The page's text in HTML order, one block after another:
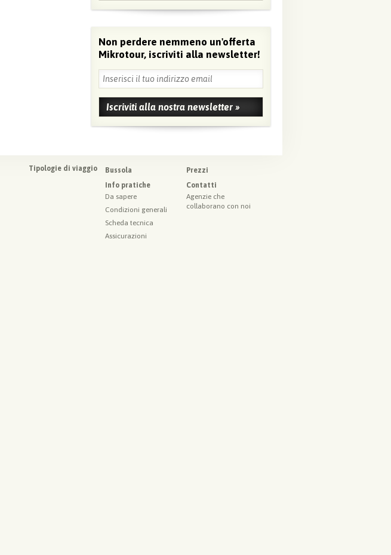
Non perdere nemmeno un'offerta
Mikrotour, iscriviti alla newsletter!
Tipologie di viaggio Bussola
Prezzi
Info pratiche
Da sapere
Condizioni generali
Scheda tecnica
Assicurazioni
Contatti
Agenzie che
collaborano con noi